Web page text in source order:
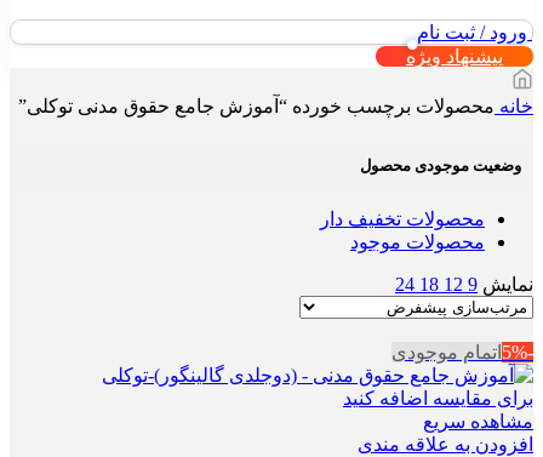
ورود / ثبت نام
پیشنهاد ویژه
خانه محصولات برچسب خورده “آموزش جامع حقوق مدنی توکلی”
وضعیت موجودی محصول
محصولات تخفیف دار
محصولات موجود
نمایش 9
12
18
24
-5% اتمام موجودی
برای مقایسه اضافه کنید
مشاهده سریع
افزودن به علاقه مندی